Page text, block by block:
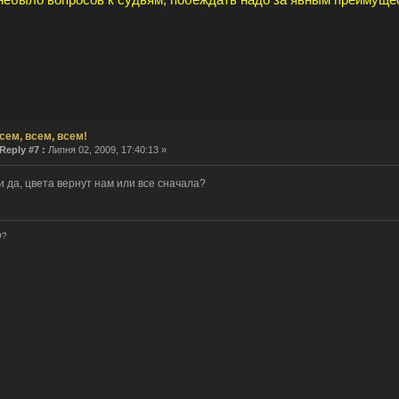
всем, всем!
Reply #7 : Липня 02, 2009, 17:40:13 »
да, цвета вернут нам или все сначала?